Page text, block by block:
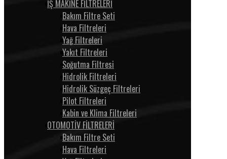
İŞ MAKİNE FİLTRELERİ
Bakım Filtre Seti
Hava Filtreleri
Yağ Filtreleri
Yakıt Filtreleri
Soğutma Filtresi
Hidrolik Filtreleri
Hidrolik Süzgeç Filtreleri
Pilot Filtreleri
Kabin ve Klima Filtreleri
OTOMOTİV FİLTRELERİ
Bakım Filtre Seti
Hava Filtreleri